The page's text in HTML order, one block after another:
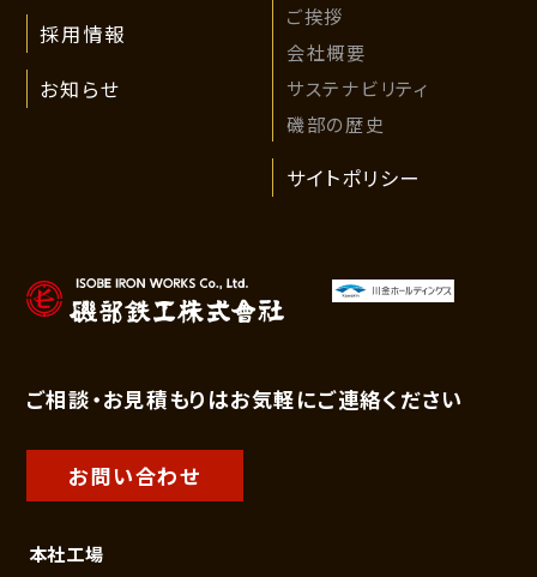
ご相談・お見積もりはお気軽にご連絡ください
お問い合わせ
本社工場
採用情報
お知らせ
ご挨拶
会社概要
サステナビリティ
磯部の歴史
サイトポリシー